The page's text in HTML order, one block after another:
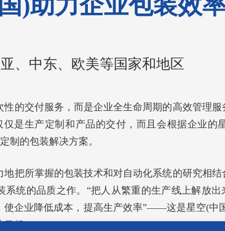
、中东、欧美等国家和地区
性的交付服务，而是企业全生命周期的高效管理服
仅是生产定制和产品的交付，而且会根据企业的
制的包装解决方案。
地把所掌握的包装技术和对自动化系统的研究相结
系统的品质之作。“把人从繁重的生产线上解放出
使企业降低成本，提高生产效率”——这是星空(中
目标